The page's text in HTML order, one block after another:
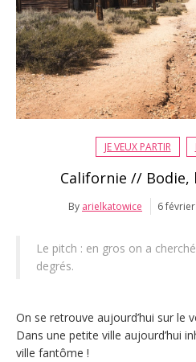
JE VEUX PARTIR
Californie // Bodie,
By arielkatowice 6
Le pitch : en gros on a
degrés.
On se retrouve aujourd’hui sur le
Dans une petite ville aujourd’hui
ville fantôme !